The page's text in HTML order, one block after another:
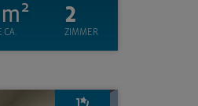
m²
CA.
2
ZIMMER